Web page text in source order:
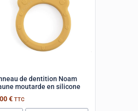
de dentition Noam
moutarde en silicone
€ TTC